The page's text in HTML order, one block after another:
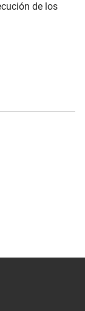
de los